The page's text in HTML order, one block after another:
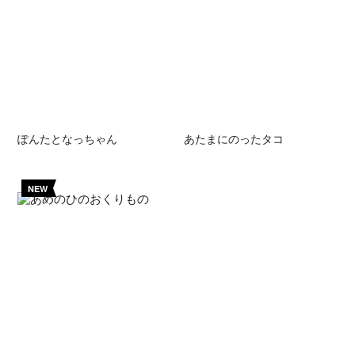
ぽんたとなっちゃん あたまにのったタコ
NEW